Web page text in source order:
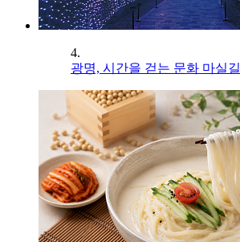
4.
광명, 시간을 걷는 문화 마실길